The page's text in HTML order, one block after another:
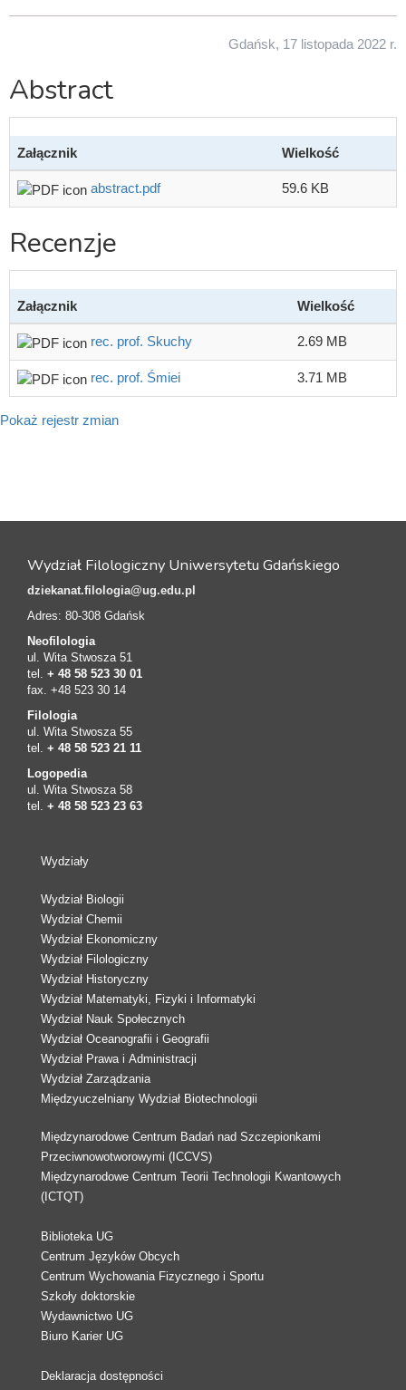
Gdańsk, 17 listopada 2022 r.
Abstract
Załącznik Wielkość
abstract.pdf 59.6 KB
Recenzje
Załącznik Wielkość
rec. prof. Skuchy 2.69 MB
rec. prof. Śmiei 3.71 MB
Pokaż rejestr zmian
Wydział Filologiczny Uniwersytetu Gdańskiego
dziekanat.filologia@ug.edu.pl
Adres: 80-308 Gdańsk
Neofilologia
ul. Wita Stwosza 51
tel. + 48 58 523 30 01
fax. +48 523 30 14
Filologia
ul. Wita Stwosza 55
tel. + 48 58 523 21 11
Logopedia
ul. Wita Stwosza 58
tel. + 48 58 523 23 63
Wydziały
Wydział Biologii
Wydział Chemii
Wydział Ekonomiczny
Wydział Filologiczny
Wydział Historyczny
Wydział Matematyki, Fizyki i Informatyki
Wydział Nauk Społecznych
Wydział Oceanografii i Geografii
Wydział Prawa i Administracji
Wydział Zarządzania
Międzyuczelniany Wydział Biotechnologii
Międzynarodowe Centrum Badań nad Szczepionkami
Przeciwnowotworowymi (ICCVS)
Międzynarodowe Centrum Teorii Technologii Kwantowych
(ICTQT)
Biblioteka UG
Centrum Języków Obcych
Centrum Wychowania Fizycznego i Sportu
Szkoły doktorskie
Wydawnictwo UG
Biuro Karier UG
Deklaracja dostępności